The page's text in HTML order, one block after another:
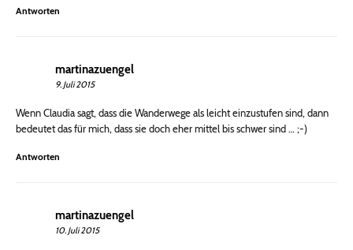
Antworten
martinazuengel
9. Juli 2015
Wenn Claudia sagt, dass die Wanderwege als leicht einzustufen sind, dann
bedeutet das für mich, dass sie doch eher mittel bis schwer sind … ;-)
Antworten
martinazuengel
10. Juli 2015